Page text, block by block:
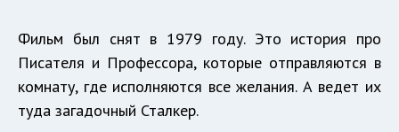
Фильм был снят в 1979 году. Это история про
Писателя и Профессора, которые отправляются в
комнату, где исполняются все желания. А ведет их
туда загадочный Сталкер.